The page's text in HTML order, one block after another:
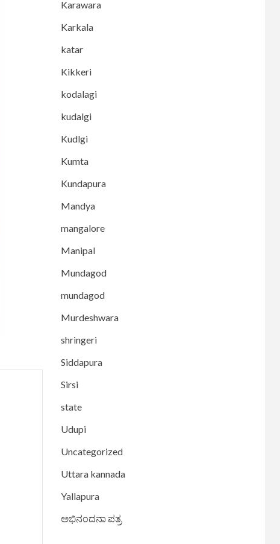
Karawara
Karkala
katar
Kikkeri
kodalagi
kudalgi
Kudlgi
Kumta
Kundapura
Mandya
mangalore
Manipal
Mundagod
mundagod
Murdeshwara
shringeri
Siddapura
Sirsi
state
Udupi
Uncategorized
Uttara kannada
Yallapura
ಅಭಿನಂದನಾ ಪತ್ರ